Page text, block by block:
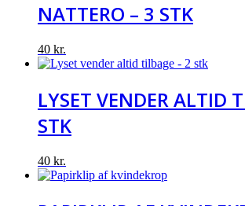
NATTERO – 3 STK
40 kr.
LYSET VENDER ALTID
STK
40 kr.